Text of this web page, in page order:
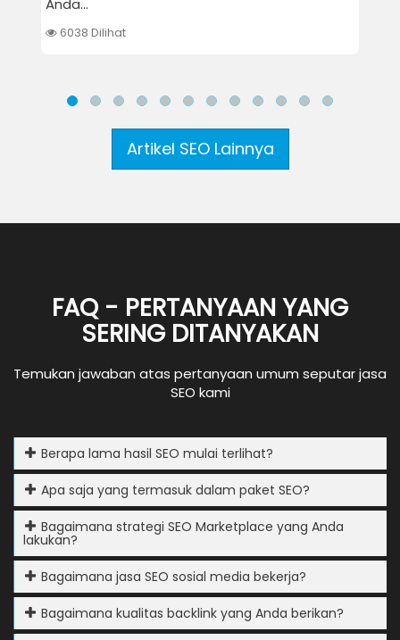
Anda...
6038 Dilihat
Artikel SEO Lainnya
FAQ - PERTANYAAN YANG
SERING DITANYAKAN
Temukan jawaban atas pertanyaan umum seputar jasa
SEO kami
Berapa lama hasil SEO mulai terlihat?
Apa saja yang termasuk dalam paket SEO?
Bagaimana strategi SEO Marketplace yang Anda
lakukan?
Bagaimana jasa SEO sosial media bekerja?
Bagaimana kualitas backlink yang Anda berikan?